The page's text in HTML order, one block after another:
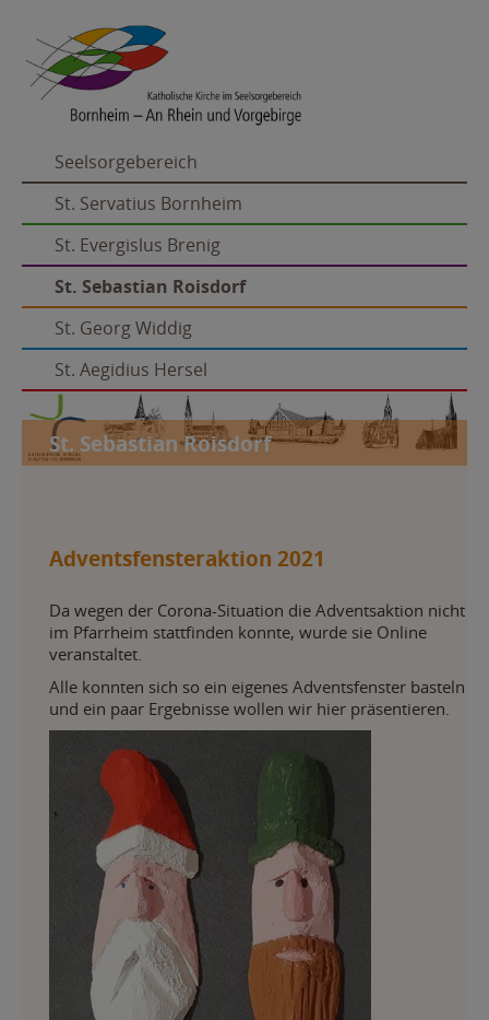
Seelsorgebereich
St. Servatius Bornheim
St. Evergislus Brenig
St. Sebastian Roisdorf
St. Georg Widdig
St. Aegidius Hersel
St. Sebastian Roisdorf
Adventsfensteraktion 2021
Da wegen der Corona-Situation die Adventsaktion nicht
im Pfarrheim stattfinden konnte, wurde sie Online
veranstaltet.
Alle konnten sich so ein eigenes Adventsfenster basteln
und ein paar Ergebnisse wollen wir hier präsentieren.